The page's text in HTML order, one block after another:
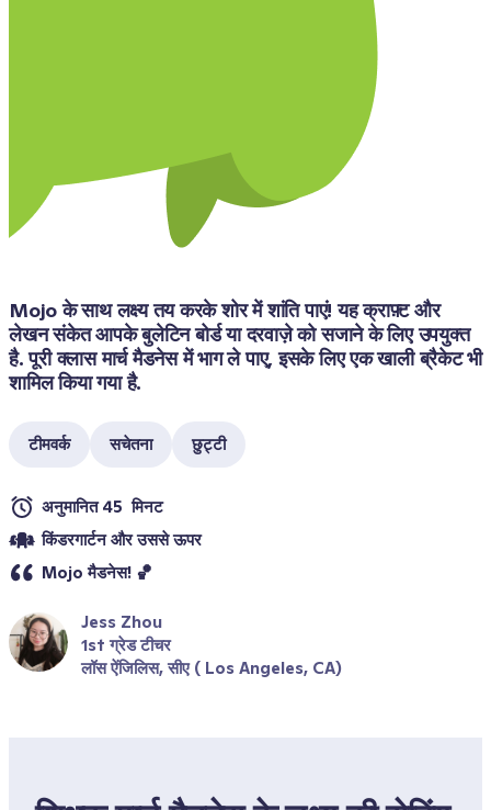
Mojo के साथ लक्ष्य तय करके शोर में शांति पाएं! यह क्राफ़्ट और
लेखन संकेत आपके बुलेटिन बोर्ड या दरवाज़े को सजाने के लिए उपयुक्त
है. पूरी क्लास मार्च मैडनेस में भाग ले पाए, इसके लिए एक खाली ब्रैकेट भी
शामिल किया गया है.
टीमवर्क सचेतना छुट्टी
अनुमानित 45  मिनट
किंडरगार्टन और उससे ऊपर
Mojo मैडनेस! 🏀
Jess Zhou
1st ग्रेड टीचर
लॉस ऐंजिलिस, सीए ( Los Angeles, CA)